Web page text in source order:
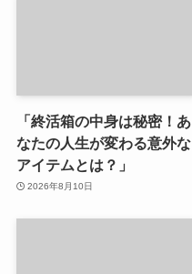
「終活箱の中身は秘密！あ
なたの人生が変わる意外な
アイテムとは？」
2026年8月10日